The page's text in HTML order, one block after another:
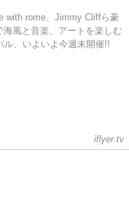
with rome、Jimmy Cliffら豪
風と音楽、アートを楽しむ
ル、いよいよ今週末開催!!
iflyer.tv